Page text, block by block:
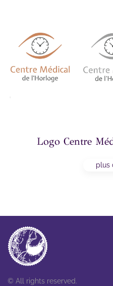
Logo Centre
plus
© All rights reserved.